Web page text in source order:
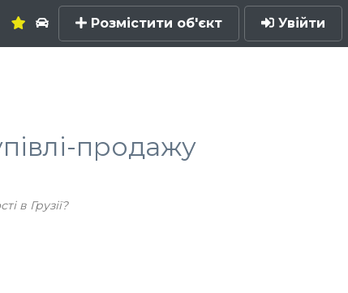
Розмістити об'єкт Увійти
продажу
в Грузії?